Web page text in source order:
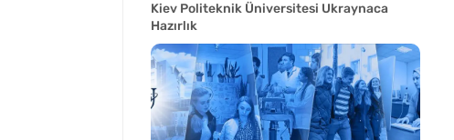
Kiev Politeknik Üniversitesi Ukraynaca
Hazırlık